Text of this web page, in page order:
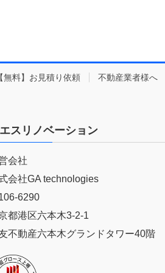
【無料】お見積り依頼
不動産業者様へ
スリノベーション
会社
会社GA technologies
6290
都港区六本木3-2-1
不動産六本木グランドタワー40階